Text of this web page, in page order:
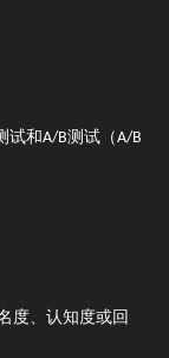
试和A/B测试（A/B
度、认知度或回